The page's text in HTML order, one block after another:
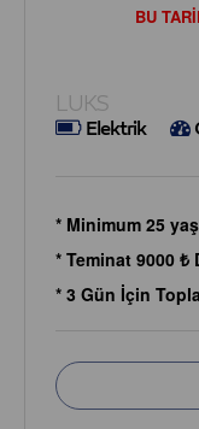
BU
LUKS
Elektrik
* Minimum 25
* Teminat 9000
* 3 Gün İçin